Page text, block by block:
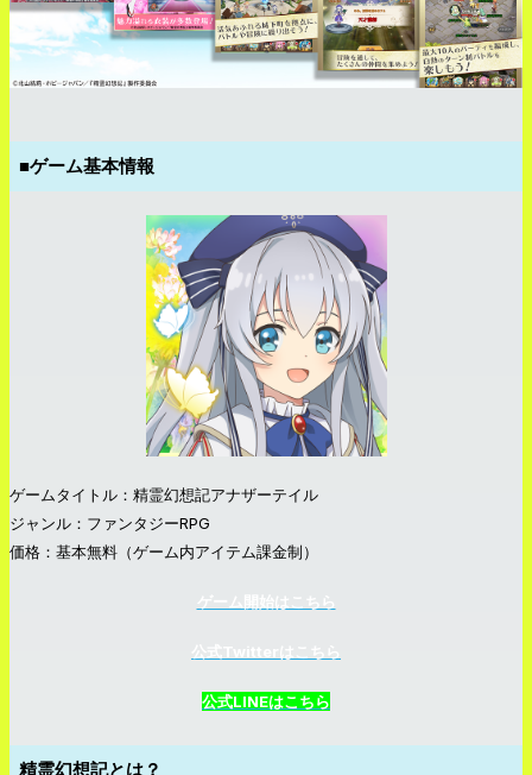
■ゲーム基本情報
ゲームタイトル：精霊幻想記アナザーテイル
ジャンル：ファンタジーRPG
価格：基本無料（ゲーム内アイテム課金制）
ゲーム開始はこちら
公式LINEはこちら
精霊幻想記とは？